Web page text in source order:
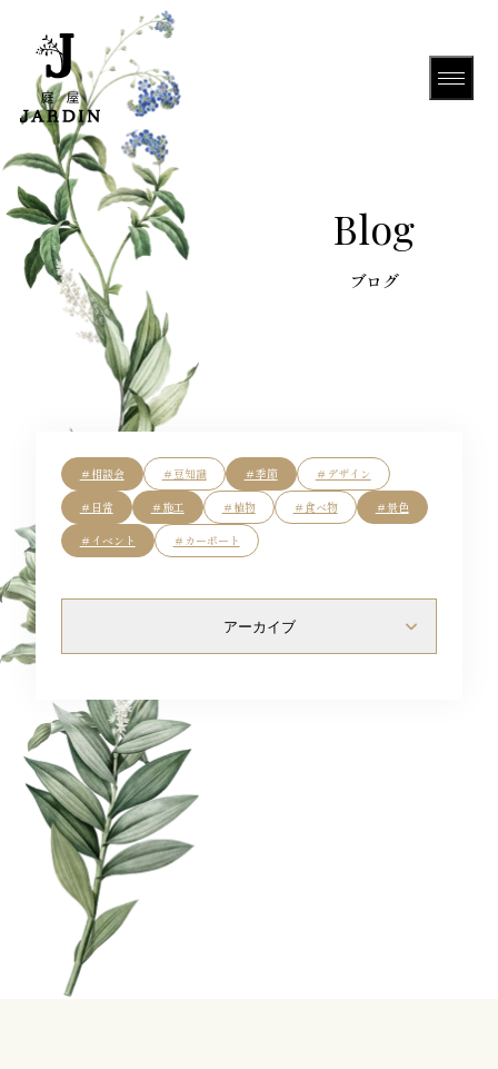
Blog
＃相談会 ＃豆知識 ＃季節 ＃デザイン
＃日常 ＃施工 ＃植物 ＃食べ物 ＃景色
＃イベント ＃カーポート
アーカイブ
Flow
Blog